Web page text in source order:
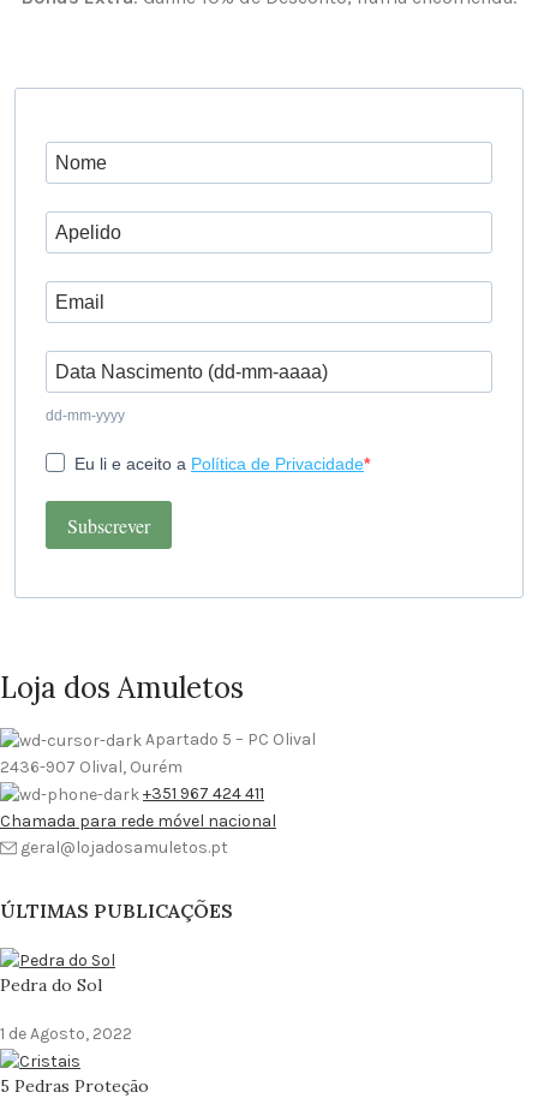
dd-mm-yyyy
Eu li e aceito a Política de Privacidade
Subscrever
Loja dos Amuletos
Apartado 5 – PC Olival
2436-907 Olival, Ourém
+351 967 424 411
Chamada para rede móvel nacional
geral@lojadosamuletos.pt
ÚLTIMAS PUBLICAÇÕES
Pedra do Sol
1 de Agosto, 2022
5 Pedras Proteção